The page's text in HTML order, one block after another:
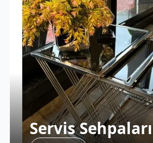
Servis Sehpaları